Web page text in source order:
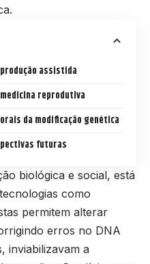
assistida
reprodutiva
da modificação genética
futuras
biológica e social, está
como
permitem alterar
erros no DNA
inviabilizavam a